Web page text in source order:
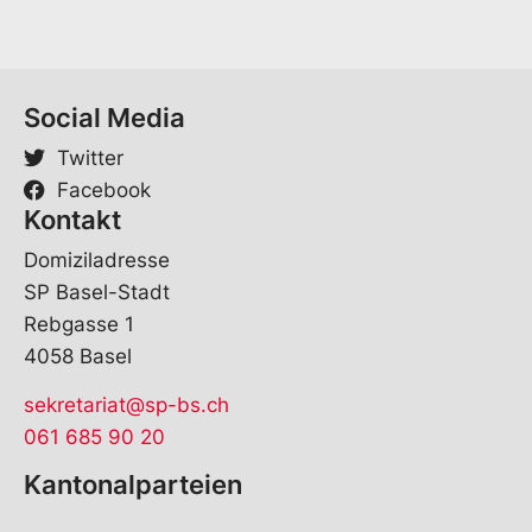
Social Media
Twitter
Facebook
Kontakt
Domiziladresse
SP Basel-Stadt
Rebgasse 1
4058 Basel
sekretariat@sp-bs.ch
061 685 90 20
Kantonalparteien